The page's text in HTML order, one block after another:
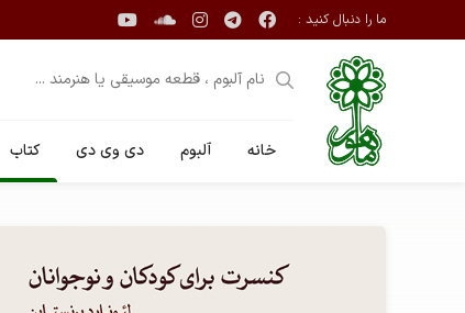
ما را دنبال کنید :
خانه آلبوم دی وی دی کتاب